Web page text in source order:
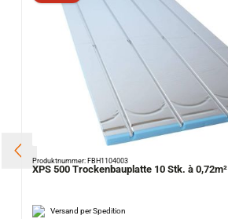
Produktnummer: FBH1104003
XPS 500 Trockenbauplatte 10 Stk. à 0,72m²
Versand per Spedition